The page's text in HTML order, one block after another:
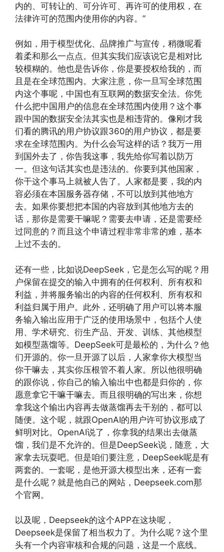
内的、可转让的、可分许可、再许可的使用权，在
法律许可的范围内使用你的内容。”
例如，用于模型优化、品牌推广与宣传，稍微呢看
着柔和那么一点点。但其实我们应该说它是相对比
较模糊的。他也是告诉你，你是要授权给我的，而
且是在全球范围内。大家注意，你一旦写全球范围
内这个事呢，中国也有互联网的数据安全法。你凭
什么把中国用户的信息在全球范围内使用？这个事
跟中国的数据安全法其实也是相违背的。像刚才我
们看的腾讯的用户协议跟360的用户协议，都是要
求在全球范围内。为什么会写这样的话？我万一用
到国外去了，你告我这事，我先给你写着以防万
一。但这句话其实也是违法的。你要到其他国家，
你干这个事马上就被人告了。人家都是要，我的内
容必须在本国服务器存储，不可以放到其他地方
去。如果你要想把本国的内容放到其他地方去的
话，那你是需要干嘛呢？需要去申请，还是需要经
过同意的？而且这个申请过程非常非常的难，基本
上过不去的。
还有一些，比如说DeepSeek，它是怎么写的呢？用
户保留在提交的输入中拥有的任何权利、所有权和
利益，并将服务输出的内容的任何权利、所有权和
利益归属于用户。此外，还明确了用户可以将本服
务输入输出应用于广泛的使用场景中，包括个人使
用、学术研究、衍生产品、开发、训练、其他模型
如模型蒸馏等。DeepSeek可是最松的，为什么？他
们开源的。你一旦开源了以后，人家拿你大模型当
你干嘛去，其实你压根管不着人家。所以他很明确
的跟你说，你自己的输入输出中也都是归你的，你
愿意拿它干嘛干嘛去。而且很明确的写出来，你想
拿我这个输出内容再去做蒸馏再去干别的，都可以
随便。这个呢，就跟OpenAI的用户许可协议形成了
鲜明对比。OpenAI说了，你拿我的结果出去做蒸
馏，我们是不允许的。但是DeepSeek说，随意，大
家拿去玩耍吧。但是咱们要注意，DeepSeek呢是有
两套的。一套呢，是他开源大模型出来，还有一套
是什么呢？就是他自己的网站，Deepseek.com那
个官网。
以及呢，Deepseek的这个APP在这块呢，
Deepseek是保留了相当权力了。为什么呢？这个里
头有一个内容审核和合规的问题，这是一个底线。